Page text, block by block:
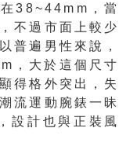
38~44mm，當
不過市面上較少
普遍男性來說，
，大於這個尺寸
得格外突出，失
流運動腕錶一昧
設計也與正裝風